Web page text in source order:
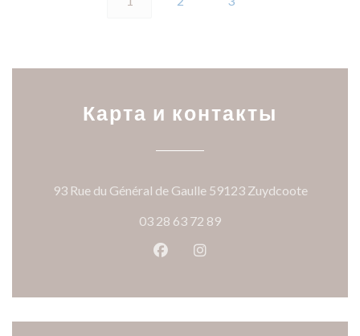
Карта и контакты
93 Rue du Général de Gaulle 59123 Zuydcoote
03 28 63 72 89
Facebook ((открывается в
Instagram